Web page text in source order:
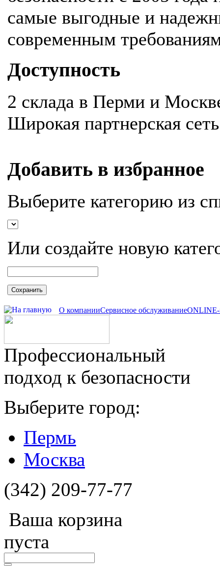
самые выгодные и
современным
Доступность
2 склада в Перми и
Широкая партнерская
Добавить в избранное
Выберите категорию из
Или создайте новую
Сохранить
О компанииСервисное обслуживаниеONLINE-
Профессиональный
подход к безопасности
Выберите город:
Пермь
Москва
(342) 209-77-77
Ваша корзина
пуста